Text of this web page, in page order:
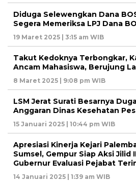
Diduga Selewengkan Dana
Segera Memeriksa LPJ Dana
19 Maret 2025 | 3:15 am WIB
Takut Kedoknya Terbongkar,
Ancam Mahasiswa, Berujung
8 Maret 2025 | 9:08 pm WIB
LSM Jerat Surati Besarnya
Anggaran Dinas Kesehatan
15 Januari 2025 | 10:44 pm WIB
Apresiasi Kinerja Kejari
Sumsel, Gempur Siap Aksi Jilid
Gubernur Evaluasi Pejabat
14 Januari 2025 | 1:39 am WIB